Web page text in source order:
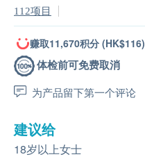
112项目
赚取11,670积分 (HK$116)
体检前可免费取消
为产品留下第一个评论
建议给
18岁以上女士